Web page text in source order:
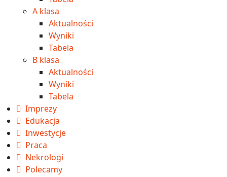
A klasa
Aktualności
Wyniki
Tabela
B klasa
Aktualności
Wyniki
Tabela
Imprezy
Edukacja
Inwestycje
Praca
Nekrologi
Polecamy